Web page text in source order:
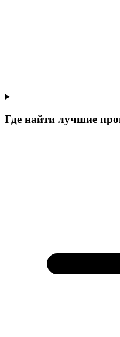
Где найти лучшие